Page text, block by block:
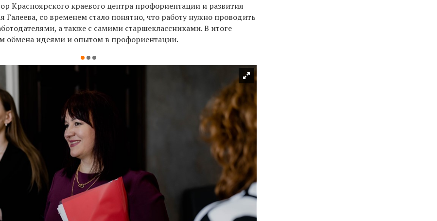
Красноярского краевого центра профориентации и развития
Галеева, со временем стало понятно, что работу нужно проводить
а также с самими старшеклассниками. В итоге
обмена идеями и опытом в профориентации.